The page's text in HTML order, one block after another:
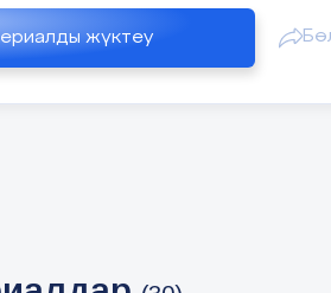
жүктеу